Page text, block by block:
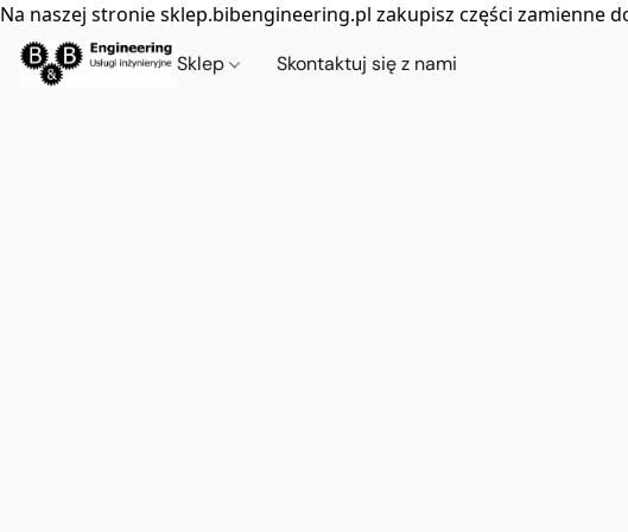
Na naszej stronie sklep.bibengineering.pl zakupisz części zamienne
Sklep Skontaktuj się z nami